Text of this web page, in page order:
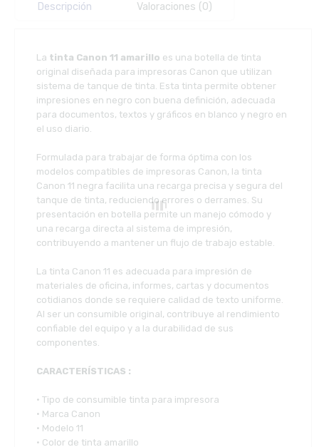
Descripción Valoraciones (0)
La tinta Canon 11 amarillo es una botella de tinta
original diseñada para impresoras Canon que utilizan
sistema de tanque de tinta. Esta tinta permite obtener
impresiones en negro con buena definición, adecuada
para documentos, textos y gráficos en blanco y negro en
el uso diario.
Formulada para trabajar de forma óptima con los
modelos compatibles de impresoras Canon, la tinta
Canon 11 negra facilita una recarga precisa y segura del
tanque de tinta, reduciendo errores o derrames. Su
presentación en botella permite un manejo cómodo y
una recarga directa al sistema de impresión,
contribuyendo a mantener un flujo de trabajo estable.
La tinta Canon 11 es adecuada para impresión de
materiales de oficina, informes, cartas y documentos
cotidianos donde se requiere calidad de texto uniforme.
Al ser un consumible original, contribuye al rendimiento
confiable del equipo y a la durabilidad de sus
componentes.
CARACTERÍSTICAS :
• Tipo de consumible tinta para impresora
• Marca Canon
• Modelo 11
• Color de tinta amarillo